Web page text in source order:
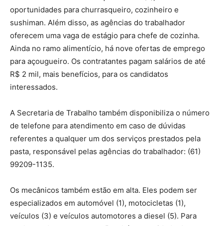
oportunidades para churrasqueiro, cozinheiro e
sushiman. Além disso, as agências do trabalhador
oferecem uma vaga de estágio para chefe de cozinha.
Ainda no ramo alimentício, há nove ofertas de emprego
para açougueiro. Os contratantes pagam salários de até
R$ 2 mil, mais benefícios, para os candidatos
interessados.
A Secretaria de Trabalho também disponibiliza o número
de telefone para atendimento em caso de dúvidas
referentes a qualquer um dos serviços prestados pela
pasta, responsável pelas agências do trabalhador: (61)
99209-1135.
Os mecânicos também estão em alta. Eles podem ser
especializados em automóvel (1), motocicletas (1),
veículos (3) e veículos automotores a diesel (5). Para